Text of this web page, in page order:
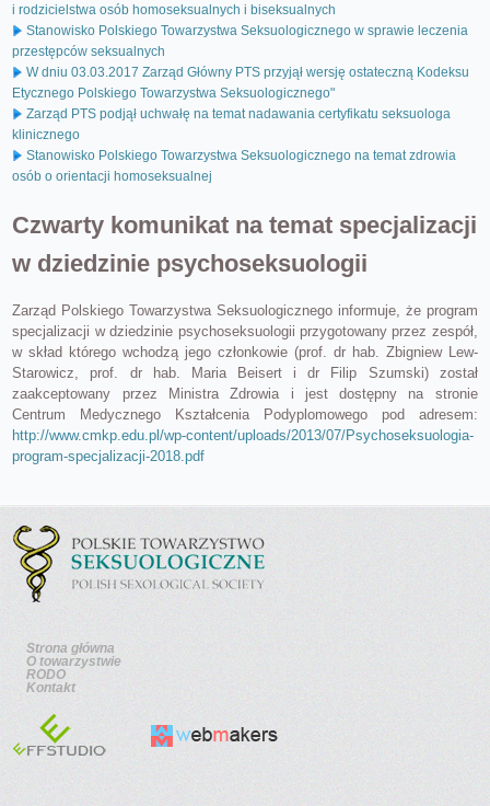
i rodzicielstwa osób homoseksualnych i biseksualnych
Stanowisko Polskiego Towarzystwa Seksuologicznego w sprawie leczenia
przestępców seksualnych
W dniu 03.03.2017 Zarząd Główny PTS przyjął wersję ostateczną Kodeksu
Etycznego Polskiego Towarzystwa Seksuologicznego"
Zarząd PTS podjął uchwałę na temat nadawania certyfikatu seksuologa
klinicznego
Stanowisko Polskiego Towarzystwa Seksuologicznego na temat zdrowia
osób o orientacji homoseksualnej
Czwarty komunikat na temat specjalizacji
w dziedzinie psychoseksuologii
Zarząd Polskiego Towarzystwa Seksuologicznego informuje, że program
specjalizacji w dziedzinie psychoseksuologii przygotowany przez zespół,
w skład którego wchodzą jego członkowie (prof. dr hab. Zbigniew Lew-
Starowicz, prof. dr hab. Maria Beisert i dr Filip Szumski) został
zaakceptowany przez Ministra Zdrowia i jest dostępny na stronie
Centrum Medycznego Kształcenia Podyplomowego pod adresem:
http://www.cmkp.edu.pl/wp-content/uploads/2013/07/Psychoseksuologia-
program-specjalizacji-2018.pdf
Strona główna
O towarzystwie
RODO
Kontakt